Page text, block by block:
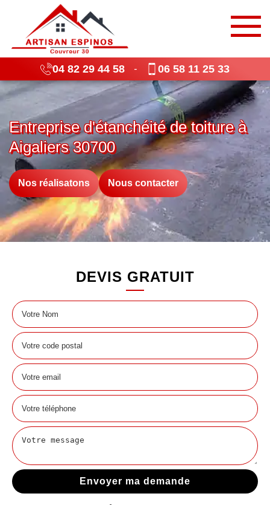
04 82 29 44 58 - 06 58 11 25 33
Entreprise d'étanchéité de toiture à
Aigaliers 30700
Nos réalisatons Nous contacter
DEVIS GRATUIT